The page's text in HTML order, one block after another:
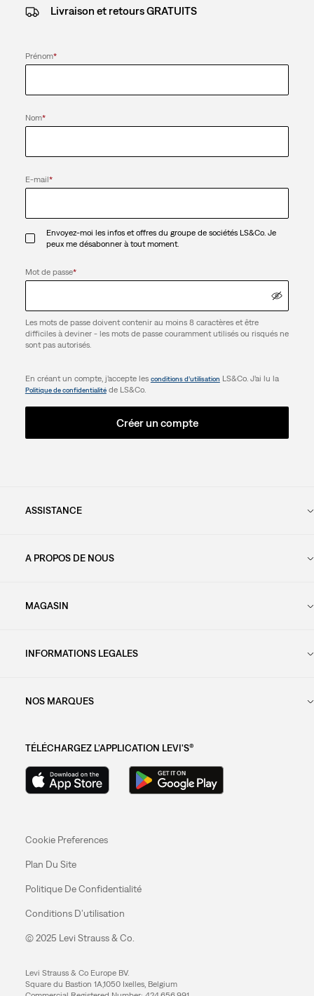
Livraison et retours GRATUITS
Prénom*
Nom*
E-mail*
Envoyez-moi les infos et offres du groupe de sociétés LS&Co. Je
peux me désabonner à tout moment.
Mot de passe*
Les mots de passe doivent contenir au moins 8 caractères et être
difficiles à deviner - les mots de passe couramment utilisés ou risqués ne
sont pas autorisés.
En créant un compte, j’accepte les conditions d’utilisation LS&Co. J’ai lu la
Politique de confidentialitéde LS&Co.
Créer un compte
ASSISTANCE
A PROPOS DE NOUS
MAGASIN
INFORMATIONS LEGALES
NOS MARQUES
TÉLÉCHARGEZ L'APPLICATION LEVI'S®
Cookie Preferences
Plan Du Site
Politique De Confidentialité
Conditions D’utilisation
© 2025 Levi Strauss & Co.
Levi Strauss & Co Europe BV.
Square du Bastion 1A,1050 Ixelles, Belgium